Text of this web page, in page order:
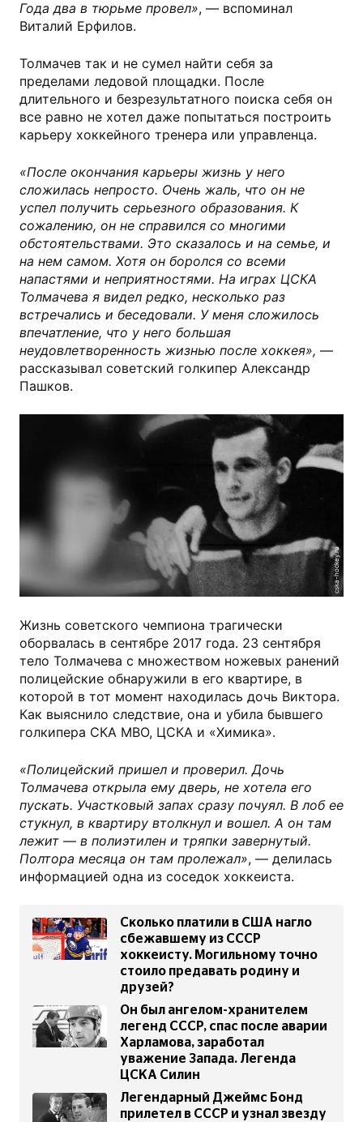
Года два в тюрьме провел», — вспоминал
Виталий Ерфилов.
Толмачев так и не сумел найти себя за
пределами ледовой площадки. После
длительного и безрезультатного поиска себя он
все равно не хотел даже попытаться построить
карьеру хоккейного тренера или управленца.
«После окончания карьеры жизнь у него
сложилась непросто. Очень жаль, что он не
успел получить серьезного образования. К
сожалению, он не справился со многими
обстоятельствами. Это сказалось и на семье, и
на нем самом. Хотя он боролся со всеми
напастями и неприятностями. На играх ЦСКА
Толмачева я видел редко, несколько раз
встречались и беседовали. У меня сложилось
впечатление, что у него большая
неудовлетворенность жизнью после хоккея», —
рассказывал советский голкипер Александр
Пашков.
cska-hockey.ru
Жизнь советского чемпиона трагически
оборвалась в сентябре 2017 года. 23 сентября
тело Толмачева с множеством ножевых ранений
полицейские обнаружили в его квартире, в
которой в тот момент находилась дочь Виктора.
Как выяснило следствие, она и убила бывшего
голкипера СКА МВО, ЦСКА и «Химика».
«Полицейский пришел и проверил. Дочь
Толмачева открыла ему дверь, не хотела его
пускать. Участковый запах сразу почуял. В лоб ее
стукнул, в квартиру втолкнул и вошел. А он там
лежит — в полиэтилен и тряпки завернутый.
Полтора месяца он там пролежал», — делилась
информацией одна из соседок хоккеиста.
Сколько платили в США нагло
сбежавшему из СССР
хоккеисту. Могильному точно
стоило предавать родину и
друзей?
Он был ангелом-хранителем
легенд СССР, спас после аварии
Харламова, заработал
уважение Запада. Легенда
ЦСКА Силин
Легендарный Джеймс Бонд
прилетел в СССР и узнал звезду